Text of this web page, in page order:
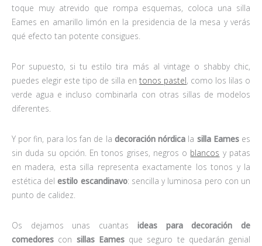
toque muy atrevido que rompa esquemas, coloca una silla
Eames en amarillo limón en la presidencia de la mesa y verás
qué efecto tan potente consigues.
Por supuesto, si tu estilo tira más al vintage o shabby chic,
puedes elegir este tipo de silla en tonos pastel, como los lilas o
verde agua e incluso combinarla con otras sillas de modelos
diferentes.
Y por fin, para los fan de la decoración nórdica la silla Eameses
sin duda su opción. En tonos grises, negros o blancos y patas
en madera, esta silla representa exactamente los tonos y la
estética delestilo escandinavo: sencilla y luminosa pero con un
punto de calidez.
Os dejamos unas cuantas ideas para decoración de
comedores con sillas Eamesque seguro te quedarán genial